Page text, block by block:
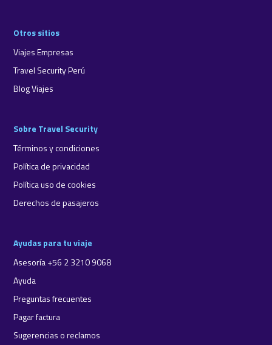
Otros sitios
Viajes Empresas
Travel Security Perú
Blog Viajes
Sobre Travel Security
Términos y condiciones
Política de privacidad
Política uso de cookies
Derechos de pasajeros
Ayudas para tu viaje
Asesoría +56 2 3210 9068
Ayuda
Preguntas frecuentes
Pagar factura
Sugerencias o reclamos